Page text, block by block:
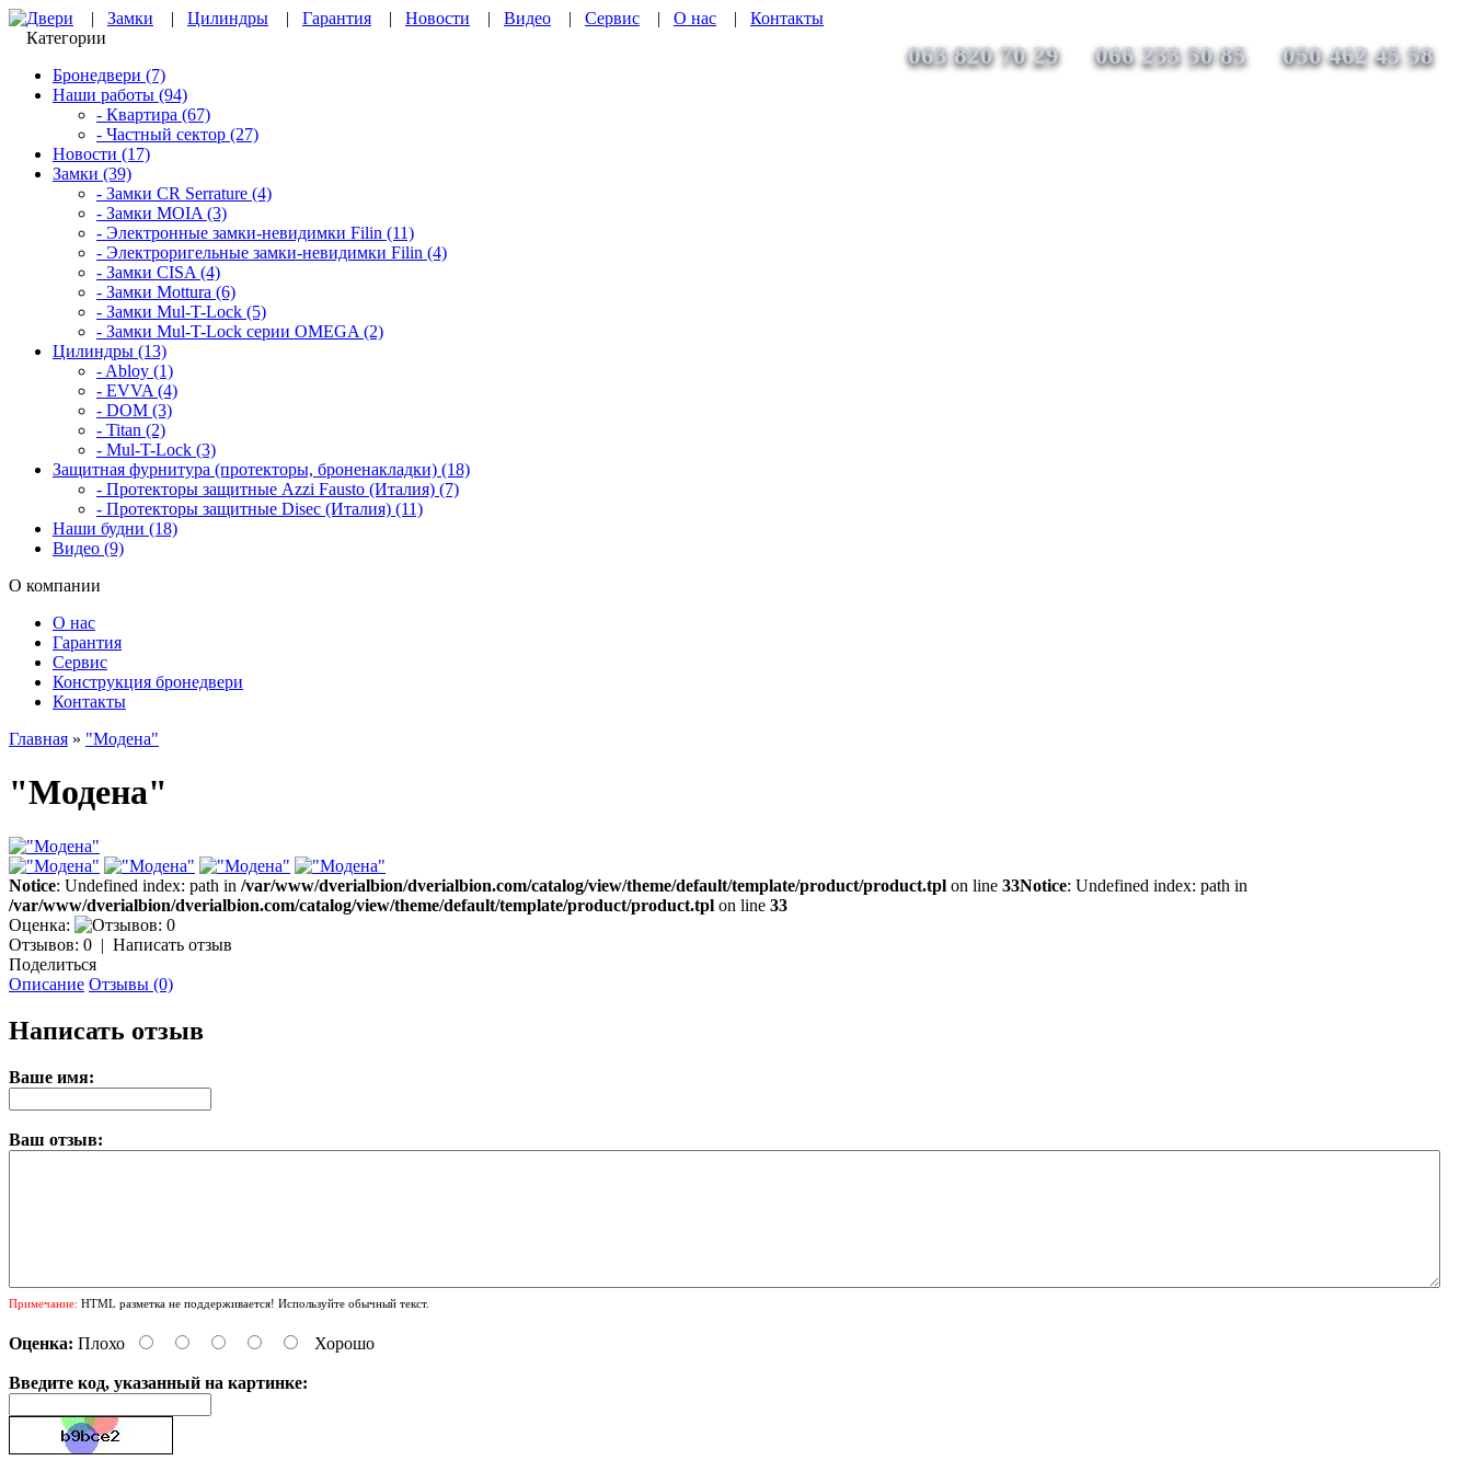
050 462 45 58
066 233 50 85
063 820 70 29
Двери | Замки | Цилиндры | Гарантия | Новости | Видео | Сервис | О нас | Контакты
Категории
Бронедвери (7)
Наши работы (94)
- Квартира (67)
- Частный сектор (27)
Новости (17)
Замки (39)
- Замки CR Serrature (4)
- Замки MOIA (3)
- Электронные замки-невидимки Filin (11)
- Электроригельные замки-невидимки Filin (4)
- Замки CISA (4)
- Замки Mottura (6)
- Замки Mul-T-Lock (5)
- Замки Mul-T-Lock серии OMEGA (2)
Цилиндры (13)
- Abloy (1)
- EVVA (4)
- DOM (3)
- Titan (2)
- Mul-T-Lock (3)
Защитная фурнитура (протекторы, броненакладки) (18)
- Протекторы защитные Azzi Fausto (Италия) (7)
- Протекторы защитные Disec (Италия) (11)
Наши будни (18)
Видео (9)
О компании
О нас
Гарантия
Сервис
Конструкция бронедвери
Контакты
Главная » "Модена"
"Модена"
Notice: Undefined index: path in /var/www/dverialbion/dverialbion.com/catalog/view/theme/default/template/product/product.tpl on line 33Notice: Undefined index: path in
/var/www/dverialbion/dverialbion.com/catalog/view/theme/default/template/product/product.tpl on line 33
Оценка:
Отзывов: 0 | Написать отзыв
Поделиться
Описание Отзывы (0)
Написать отзыв
Ваше имя:
Ваш отзыв:
Примечание: HTML разметка не поддерживается! Используйте обычный текст.
Оценка: Плохо Хорошо
Введите код, указанный на картинке: